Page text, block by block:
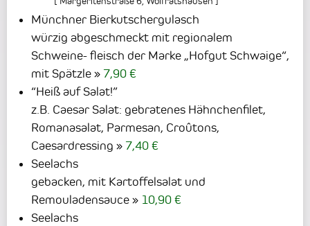
Münchner Bierkutschergulasch
würzig abgeschmeckt mit regionalem
Schweine- fleisch der Marke „Hofgut Schwaige“,
mit Spätzle
7,90 €
“Heiß auf Salat!”
z.B. Caesar Salat: gebratenes Hähnchenfilet,
Romanasalat, Parmesan, Croûtons,
Caesardressing
7,40 €
Seelachs
gebacken, mit Kartoffelsalat und
Remouladensauce
10,90 €
Seelachs